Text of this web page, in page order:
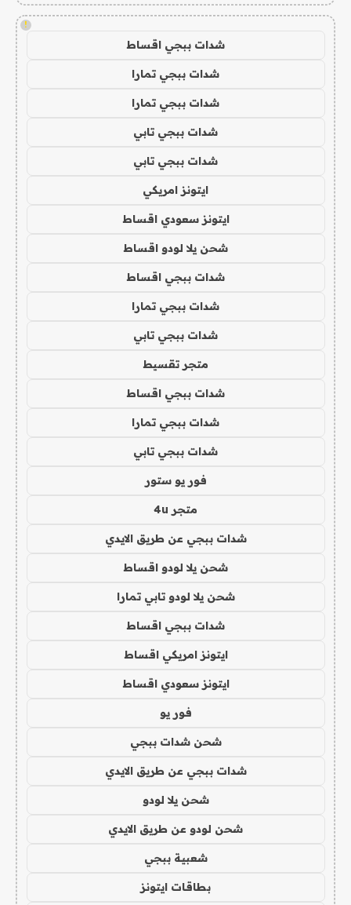
!
شدات ببجي اقساط
شدات ببجي تمارا
شدات ببجي تمارا
شدات ببجي تابي
شدات ببجي تابي
ايتونز امريكي
ايتونز سعودي اقساط
شحن يلا لودو اقساط
شدات ببجي اقساط
شدات ببجي تمارا
شدات ببجي تابي
متجر تقسيط
شدات ببجي اقساط
شدات ببجي تمارا
شدات ببجي تابي
فور يو ستور
متجر 4u
شدات ببجي عن طريق الايدي
شحن يلا لودو اقساط
شحن يلا لودو تابي تمارا
شدات ببجي اقساط
ايتونز امريكي اقساط
ايتونز سعودي اقساط
فور يو
شحن شدات ببجي
شدات ببجي عن طريق الايدي
شحن يلا لودو
شحن لودو عن طريق الايدي
شعبية ببجي
بطاقات ايتونز